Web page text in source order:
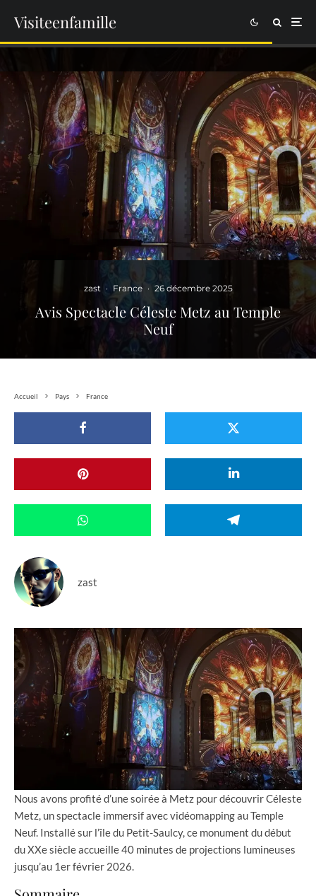
Visiteenfamille
zast · France · 26 décembre 2025
Avis Spectacle Céleste Metz au Temple
Neuf
Accueil Pays France
zast
Nous avons profité d’une soirée à Metz pour découvrir Céleste
Metz, un spectacle immersif avec vidéomapping au Temple
Neuf. Installé sur l’île du Petit-Saulcy, ce monument du début
du XXe siècle accueille 40 minutes de projections lumineuses
jusqu’au 1er février 2026.